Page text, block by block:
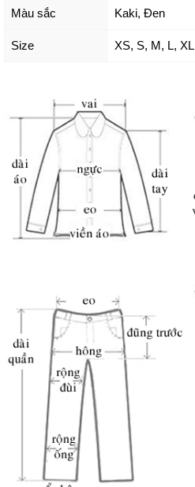
Màu sắc Kaki, Đen
Size XS, S, M, L, XL